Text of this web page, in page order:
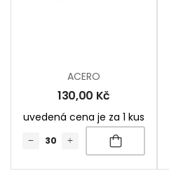
ACERO
130,00 Kč
uvedená cena je za 1 kus